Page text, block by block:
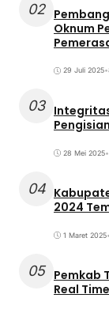
02
Oknum
29 Juli 2025•
03
28 Mei 2025•
04
2024
1 Maret 2025•
05 Pemkab
Real